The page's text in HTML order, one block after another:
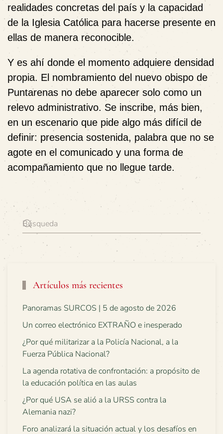
realidades concretas del país y la capacidad
de la Iglesia Católica para hacerse presente en
ellas de manera reconocible.
Y es ahí donde el momento adquiere densidad
propia. El nombramiento del nuevo obispo de
Puntarenas no debe aparecer solo como un
relevo administrativo. Se inscribe, más bien,
en un escenario que pide algo más difícil de
definir: presencia sostenida, palabra que no se
agote en el comunicado y una forma de
acompañamiento que no llegue tarde.
Artículos más recientes
Panoramas SURCOS | 5 de agosto de 2026
Un correo electrónico EXTRAÑO e inesperado
¿Por qué militarizar a la Policía Nacional, a la
Fuerza Pública Nacional?
La agenda rotativa de confrontación: a propósito de
la educación política en las aulas
¿Por qué USA se alió a la URSS contra la
Alemania nazi?
Foro analizará la situación actual y los desafíos en